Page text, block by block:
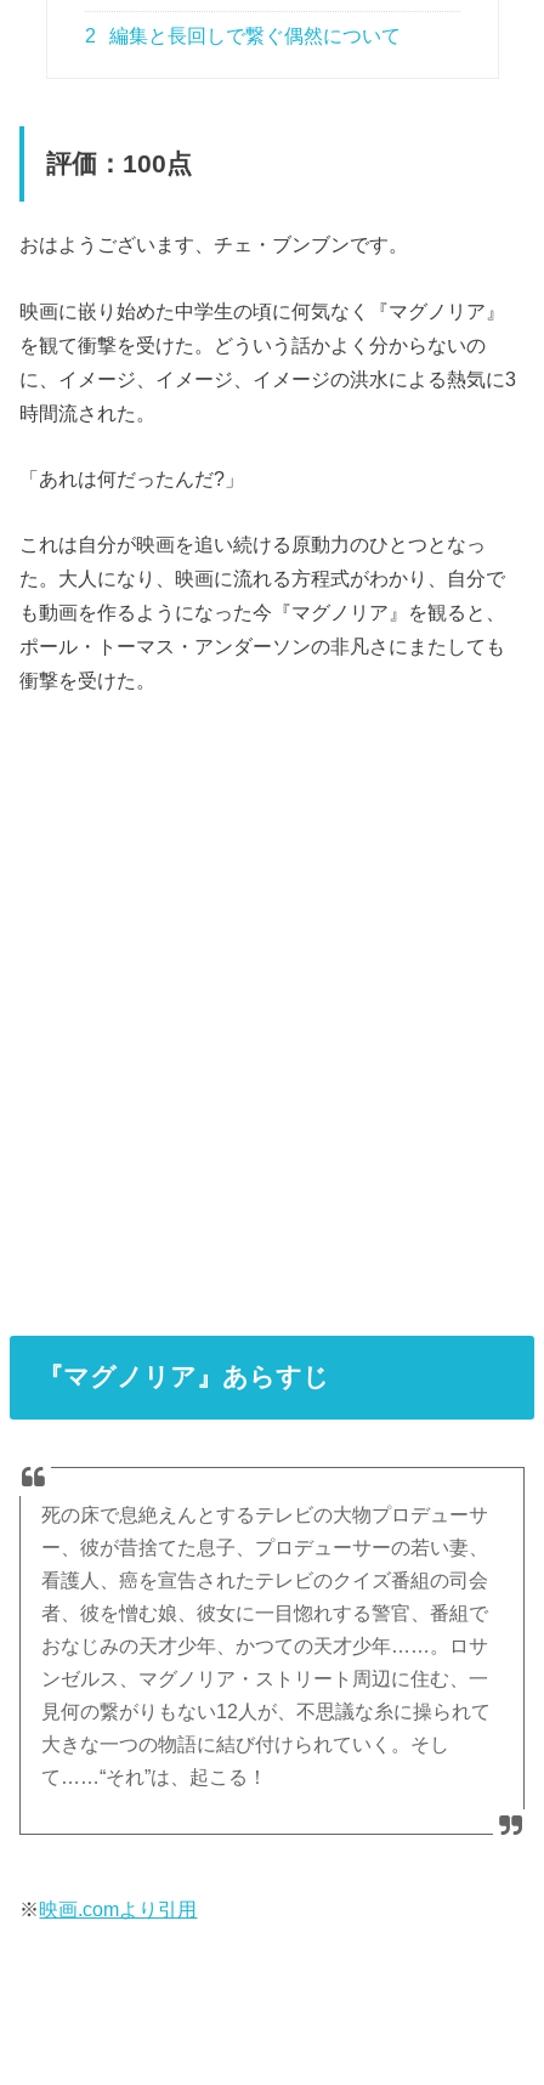
2 編集と長回しで繋ぐ偶然について
評価：100点
おはようございます、チェ・ブンブンです。
映画に嵌り始めた中学生の頃に何気なく『マグノリア』
を観て衝撃を受けた。どういう話かよく分からないの
に、イメージ、イメージ、イメージの洪水による熱気に3
時間流された。
「あれは何だったんだ?」
これは自分が映画を追い続ける原動力のひとつとなっ
た。大人になり、映画に流れる方程式がわかり、自分で
も動画を作るようになった今『マグノリア』を観ると、
ポール・トーマス・アンダーソンの非凡さにまたしても
衝撃を受けた。
『マグノリア』あらすじ
死の床で息絶えんとするテレビの大物プロデューサ
ー、彼が昔捨てた息子、プロデューサーの若い妻、
看護人、癌を宣告されたテレビのクイズ番組の司会
者、彼を憎む娘、彼女に一目惚れする警官、番組で
おなじみの天才少年、かつての天才少年……。ロサ
ンゼルス、マグノリア・ストリート周辺に住む、一
見何の繋がりもない12人が、不思議な糸に操られて
大きな一つの物語に結び付けられていく。そし
て……“それ”は、起こる！
※映画.comより引用